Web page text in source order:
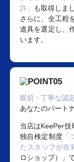
許」
も取得しま
さらに、全工程
道具を選定し、
います。
親切・丁寧な認
あなたのパート
当店はKeePer
独自検定制度
たスタッフが在
ロショップ）」で